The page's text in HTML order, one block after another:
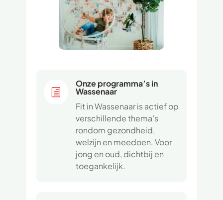
h
Onze programma’s in
Wassenaar
Fit in Wassenaar is actief op
verschillende thema’s
rondom gezondheid,
welzijn en meedoen. Voor
jong en oud, dichtbij en
toegankelijk.